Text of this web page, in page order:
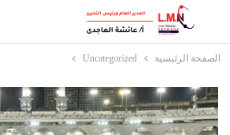
الصفحة الرئيسية Uncategorized